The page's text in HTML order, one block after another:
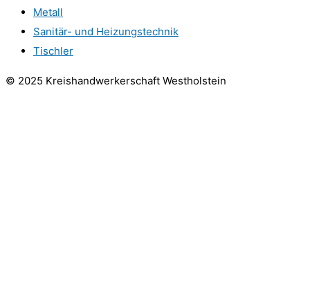
Metall
Sanitär- und Heizungstechnik
Tischler
© 2025 Kreishandwerkerschaft Westholstein